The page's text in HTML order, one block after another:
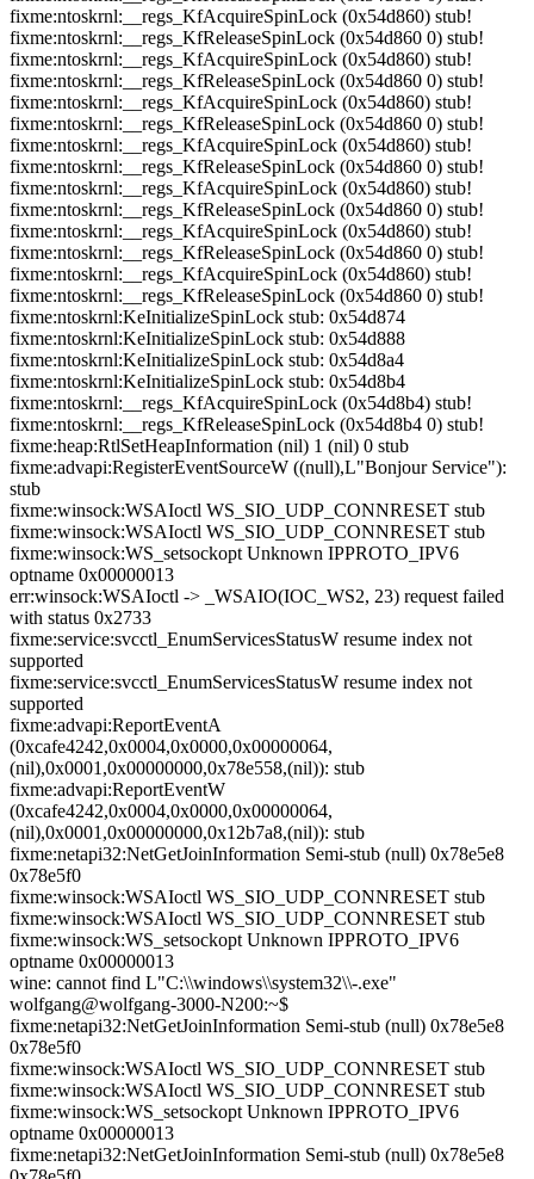
fixme:ntoskrnl:__regs_KfAcquireSpinLock (0x54d860) stub!
fixme:ntoskrnl:__regs_KfReleaseSpinLock (0x54d860 0) stub!
fixme:ntoskrnl:__regs_KfAcquireSpinLock (0x54d860) stub!
fixme:ntoskrnl:__regs_KfReleaseSpinLock (0x54d860 0) stub!
fixme:ntoskrnl:__regs_KfAcquireSpinLock (0x54d860) stub!
fixme:ntoskrnl:__regs_KfReleaseSpinLock (0x54d860 0) stub!
fixme:ntoskrnl:__regs_KfAcquireSpinLock (0x54d860) stub!
fixme:ntoskrnl:__regs_KfReleaseSpinLock (0x54d860 0) stub!
fixme:ntoskrnl:__regs_KfAcquireSpinLock (0x54d860) stub!
fixme:ntoskrnl:__regs_KfReleaseSpinLock (0x54d860 0) stub!
fixme:ntoskrnl:__regs_KfAcquireSpinLock (0x54d860) stub!
fixme:ntoskrnl:__regs_KfReleaseSpinLock (0x54d860 0) stub!
fixme:ntoskrnl:__regs_KfAcquireSpinLock (0x54d860) stub!
fixme:ntoskrnl:__regs_KfReleaseSpinLock (0x54d860 0) stub!
fixme:ntoskrnl:KeInitializeSpinLock stub: 0x54d874
fixme:ntoskrnl:KeInitializeSpinLock stub: 0x54d888
fixme:ntoskrnl:KeInitializeSpinLock stub: 0x54d8a4
fixme:ntoskrnl:KeInitializeSpinLock stub: 0x54d8b4
fixme:ntoskrnl:__regs_KfAcquireSpinLock (0x54d8b4) stub!
fixme:ntoskrnl:__regs_KfReleaseSpinLock (0x54d8b4 0) stub!
fixme:heap:RtlSetHeapInformation (nil) 1 (nil) 0 stub
fixme:advapi:RegisterEventSourceW ((null),L"Bonjour Service"):
stub
fixme:winsock:WSAIoctl WS_SIO_UDP_CONNRESET stub
fixme:winsock:WSAIoctl WS_SIO_UDP_CONNRESET stub
fixme:winsock:WS_setsockopt Unknown IPPROTO_IPV6
optname 0x00000013
err:winsock:WSAIoctl -> _WSAIO(IOC_WS2, 23) request failed
with status 0x2733
fixme:service:svcctl_EnumServicesStatusW resume index not
supported
fixme:service:svcctl_EnumServicesStatusW resume index not
supported
fixme:advapi:ReportEventA
(0xcafe4242,0x0004,0x0000,0x00000064,
(nil),0x0001,0x00000000,0x78e558,(nil)): stub
fixme:advapi:ReportEventW
(0xcafe4242,0x0004,0x0000,0x00000064,
(nil),0x0001,0x00000000,0x12b7a8,(nil)): stub
fixme:netapi32:NetGetJoinInformation Semi-stub (null) 0x78e5e8
0x78e5f0
fixme:winsock:WSAIoctl WS_SIO_UDP_CONNRESET stub
fixme:winsock:WSAIoctl WS_SIO_UDP_CONNRESET stub
fixme:winsock:WS_setsockopt Unknown IPPROTO_IPV6
optname 0x00000013
wine: cannot find L"C:\\windows\\system32\\-.exe"
wolfgang@wolfgang-3000-N200:~$
fixme:netapi32:NetGetJoinInformation Semi-stub (null) 0x78e5e8
0x78e5f0
fixme:winsock:WSAIoctl WS_SIO_UDP_CONNRESET stub
fixme:winsock:WSAIoctl WS_SIO_UDP_CONNRESET stub
fixme:winsock:WS_setsockopt Unknown IPPROTO_IPV6
optname 0x00000013
fixme:netapi32:NetGetJoinInformation Semi-stub (null) 0x78e5e8